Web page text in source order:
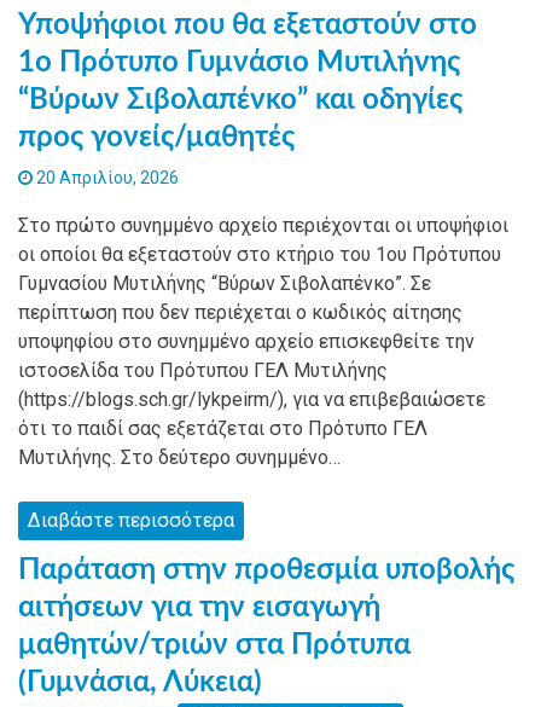
Υποψήφιοι που θα εξεταστούν στο
1ο Πρότυπο Γυμνάσιο Μυτιλήνης
“Βύρων Σιβολαπένκο” και οδηγίες
προς γονείς/μαθητές
20 Απριλίου, 2026
Στο πρώτο συνημμένο αρχείο περιέχονται οι υποψήφιοι
οι οποίοι θα εξεταστούν στο κτήριο του 1ου Πρότυπου
Γυμνασίου Μυτιλήνης “Βύρων Σιβολαπένκο”. Σε
περίπτωση που δεν περιέχεται ο κωδικός αίτησης
υποψηφίου στο συνημμένο αρχείο επισκεφθείτε την
ιστοσελίδα του Πρότυπου ΓΕΛ Μυτιλήνης
(https://blogs.sch.gr/lykpeirm/), για να επιβεβαιώσετε
ότι το παιδί σας εξετάζεται στο Πρότυπο ΓΕΛ
Μυτιλήνης. Στο δεύτερο συνημμένο…
Διαβάστε περισσότερα
Παράταση στην προθεσμία υποβολής
αιτήσεων για την εισαγωγή
μαθητών/τριών στα Πρότυπα
(Γυμνάσια, Λύκεια)